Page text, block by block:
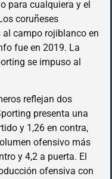
para cualquiera y el
coruñeses
campo rojiblanco en
fue en 2019. La
se impuso al
reflejan dos
presenta una
y 1,26 en contra,
ofensivo más
y 4,2 a puerta. El
ofensiva con